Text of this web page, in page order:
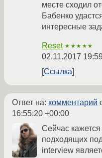
месте сходил
Бабенко
интересные
Reset ★★★★★
02.11.2017
Ссылка
Ответ на: комментарий
16:55:20 +00:00
Сейчас
подходящих
interview